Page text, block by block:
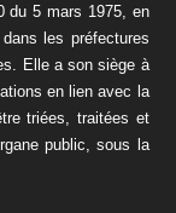
du 5 mars 1975, en
les préfectures
Elle a son siège à
en lien avec la
triées, traitées et
public, sous la